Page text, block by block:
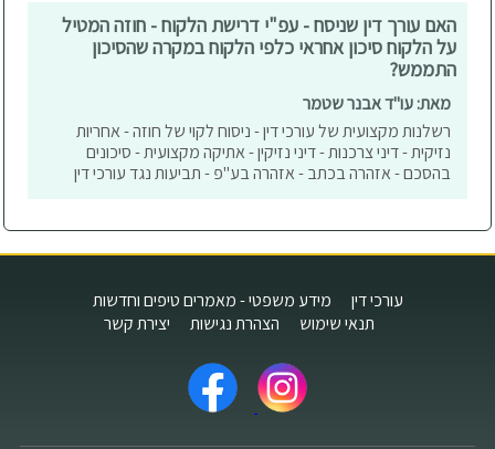
האם עורך דין שניסח - עפ"י דרישת הלקוח - חוזה המטיל
על הלקוח סיכון אחראי כלפי הלקוח במקרה שהסיכון
התממש?
מאת: עו"ד אבנר שטמר
רשלנות מקצועית של עורכי דין - ניסוח לקוי של חוזה - אחריות
נזיקית - דיני צרכנות - דיני נזיקין - אתיקה מקצועית - סיכונים
בהסכם - אזהרה בכתב - אזהרה בע"פ - תביעות נגד עורכי דין
עורכי דין
מידע משפטי - מאמרים טיפים וחדשות
תנאי שימוש
הצהרת נגישות יצירת קשר